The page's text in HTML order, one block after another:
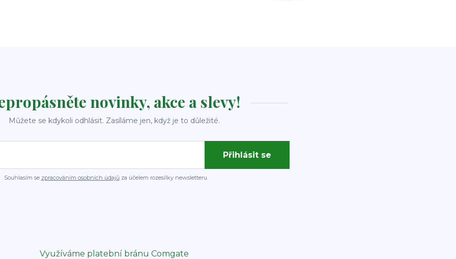
novinky, akce a slevy!
Můžete se kdykoli odhlásit. Zasíláme jen, když je to důležité.
Přihlásit se
Souhlasím se zpracováním osobních údajůza účelem rozesílky newsletteru.
Využíváme platební bránu Comgate